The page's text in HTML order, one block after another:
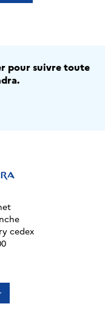
pour suivre toute
cedex